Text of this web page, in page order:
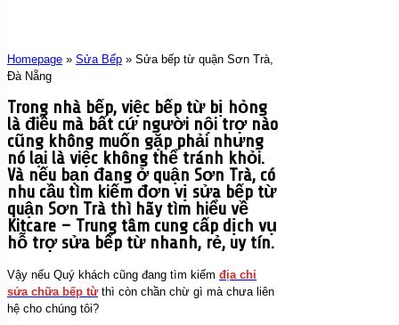
Homepage » Sửa Bếp » Sửa bếp từ quận Sơn Trà,
Đà Nẵng
Trong nhà bếp, việc bếp từ bị hỏng
là điều mà bất cứ người nội trợ nào
cũng không muốn gặp phải nhưng
nó lại là việc không thể tránh khỏi.
Và nếu bạn đang ở quận Sơn Trà, có
nhu cầu tìm kiếm đơn vị sửa bếp từ
quận Sơn Trà thì hãy tìm hiểu về
Kitcare – Trung tâm cung cấp dịch vụ
hỗ trợ sửa bếp từ nhanh, rẻ, uy tín.
Vậy nếu Quý khách cũng đang tìm kiếm địa chỉ
sửa chữa bếp từthì còn chần chừ gì mà chưa liên
hệ cho chúng tôi?